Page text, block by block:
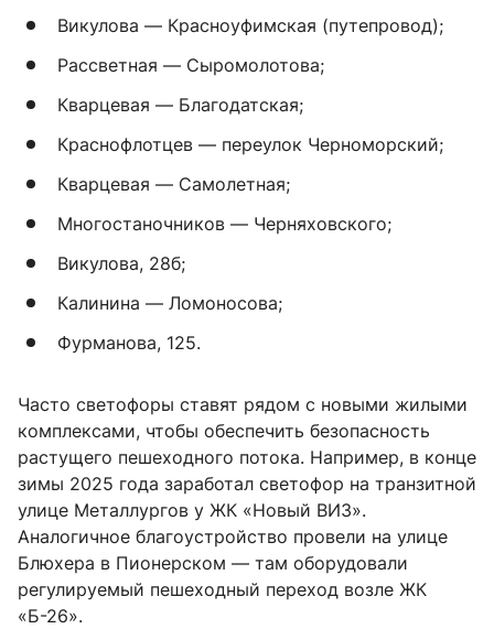
Викулова — Красноуфимская (путепровод);
Рассветная — Сыромолотова;
Кварцевая — Благодатская;
Краснофлотцев — переулок Черноморский;
Кварцевая — Самолетная;
Многостаночников — Черняховского;
Викулова, 28б;
Калинина — Ломоносова;
Фурманова, 125.
Часто светофоры ставят рядом с новыми жилыми
комплексами, чтобы обеспечить безопасность
растущего пешеходного потока. Например, в конце
зимы 2025 года заработал светофор на транзитной
улице Металлургов у ЖК «Новый ВИЗ».
Аналогичное благоустройство провели на улице
Блюхера в Пионерском — там оборудовали
регулируемый пешеходный переход возле ЖК
«Б-26».